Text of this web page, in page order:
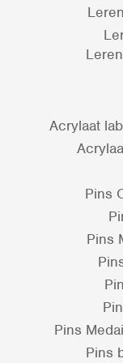
Acrylaat
Pins
Pins
Pins
Pins